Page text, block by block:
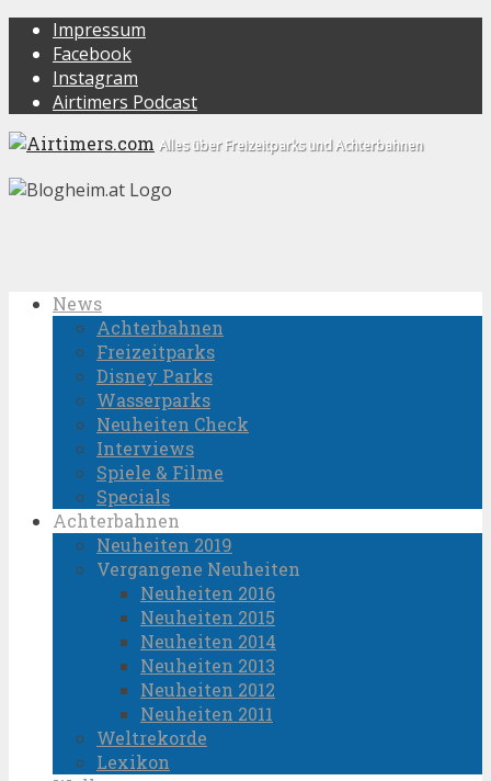
Impressum
Facebook
Instagram
Airtimers Podcast
Alles über Freizeitparks und Achterbahnen
News
Achterbahnen
Freizeitparks
Disney Parks
Wasserparks
Neuheiten Check
Interviews
Spiele & Filme
Specials
Achterbahnen
Neuheiten 2019
Vergangene Neuheiten
Neuheiten 2016
Neuheiten 2015
Neuheiten 2014
Neuheiten 2013
Neuheiten 2012
Neuheiten 2011
Weltrekorde
Lexikon